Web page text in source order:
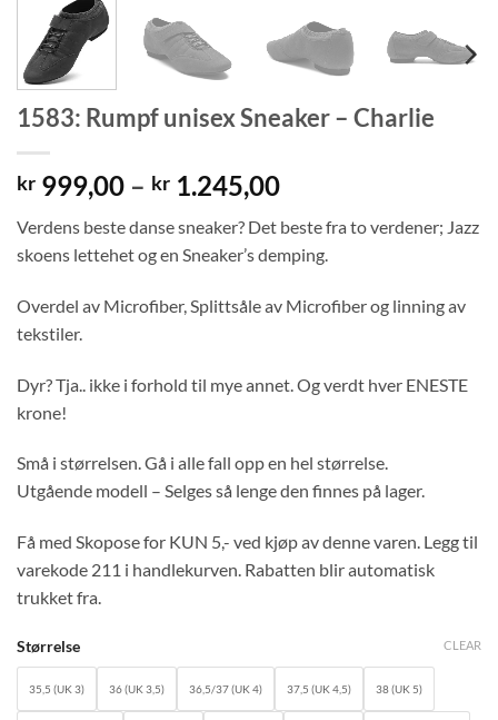
1583: Rumpf unisex Sneaker – Charlie
kr 999,00 – kr 1.245,00Price
kr 999,00
through
Verdens beste danse sneaker? Det beste fra to verdener; Jazz
skoens lettehet og en Sneaker’s demping.
Overdel av Microfiber, Splittsåle av Microfiber og linning av
tekstiler.
Dyr? Tja.. ikke i forhold til mye annet. Og verdt hver ENESTE
krone!
Små i størrelsen. Gå i alle fall opp en hel størrelse.
Utgående modell – Selges så lenge den finnes på lager.
Få med Skopose for KUN 5,- ved kjøp av denne varen. Legg til
varekode 211 i handlekurven. Rabatten blir automatisk
trukket fra.
Størrelse
35,5 (UK 3) 36 (UK 3,5) 36,5/37 (UK 4) 37,5 (UK 4,5) 38 (UK 5)
CLEAR